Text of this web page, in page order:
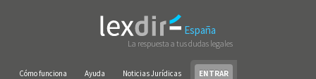
España
La respuesta a tus dudas legales
Cómo funciona Ayuda Noticias Jurídicas ENTRAR